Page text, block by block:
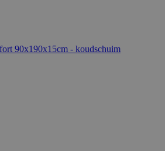
90x190x15cm - koudschuim